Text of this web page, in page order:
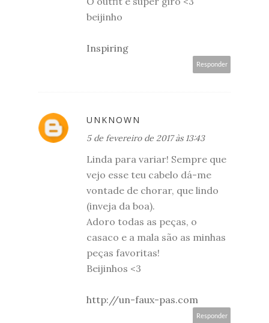
beijinho
Inspiring
Responder
UNKNOWN
5 de fevereiro de 2017 às 13:43
Linda para variar! Sempre que
vejo esse teu cabelo dá-me
vontade de chorar, que lindo
(inveja da boa).
Adoro todas as peças, o
casaco e a mala são as minhas
peças favoritas!
Beijinhos <3
http://un-faux-pas.com
Responder